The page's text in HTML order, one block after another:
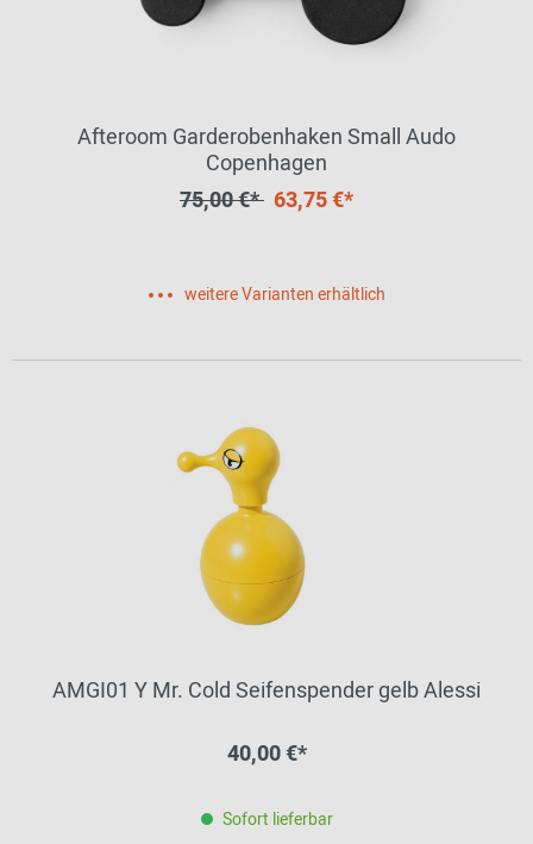
Afteroom Garderobenhaken Small Audo
Copenhagen
75,00 €* 63,75 €*
weitere Varianten erhältlich
AMGI01 Y Mr. Cold Seifenspender gelb Alessi
40,00 €*
Sofort lieferbar